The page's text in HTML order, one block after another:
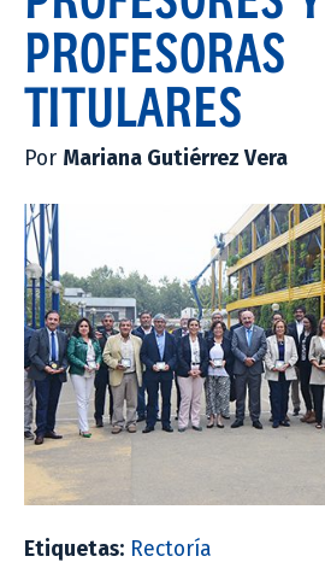
PROFESORAS
TITULARES
Por Mariana Gutiérrez Vera
Etiquetas: Rectoría